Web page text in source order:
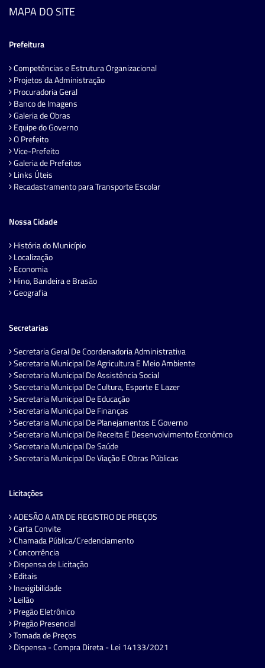
MAPA DO SITE
Prefeitura
Competências e Estrutura Organizacional
Projetos da Administração
Procuradoria Geral
Banco de Imagens
Galeria de Obras
Equipe do Governo
O Prefeito
Vice-Prefeito
Galeria de Prefeitos
Links Úteis
Recadastramento para Transporte Escolar
Nossa Cidade
História do Município
Localização
Economia
Hino, Bandeira e Brasão
Geografia
Secretarias
Secretaria Geral De Coordenadoria Administrativa
Secretaria Municipal De Agricultura E Meio Ambiente
Secretaria Municipal De Assistência Social
Secretaria Municipal De Cultura, Esporte E Lazer
Secretaria Municipal De Educação
Secretaria Municipal De Finanças
Secretaria Municipal De Planejamentos E Governo
Secretaria Municipal De Receita E Desenvolvimento Econômico
Secretaria Municipal De Saúde
Secretaria Municipal De Viação E Obras Públicas
Licitações
ADESÃO A ATA DE REGISTRO DE PREÇOS
Carta Convite
Chamada Pública/Credenciamento
Concorrência
Dispensa de Licitação
Editais
Inexigibilidade
Leilão
Pregão Eletrônico
Pregão Presencial
Tomada de Preços
Dispensa - Compra Direta - Lei 14133/2021